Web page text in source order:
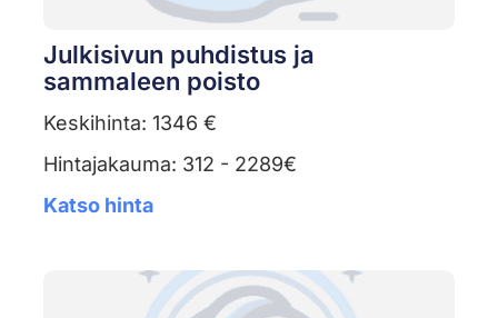
Julkisivun puhdistus ja
sammaleen poisto
Keskihinta: 1346 €
Hintajakauma: 312 - 2289€
Katso hinta